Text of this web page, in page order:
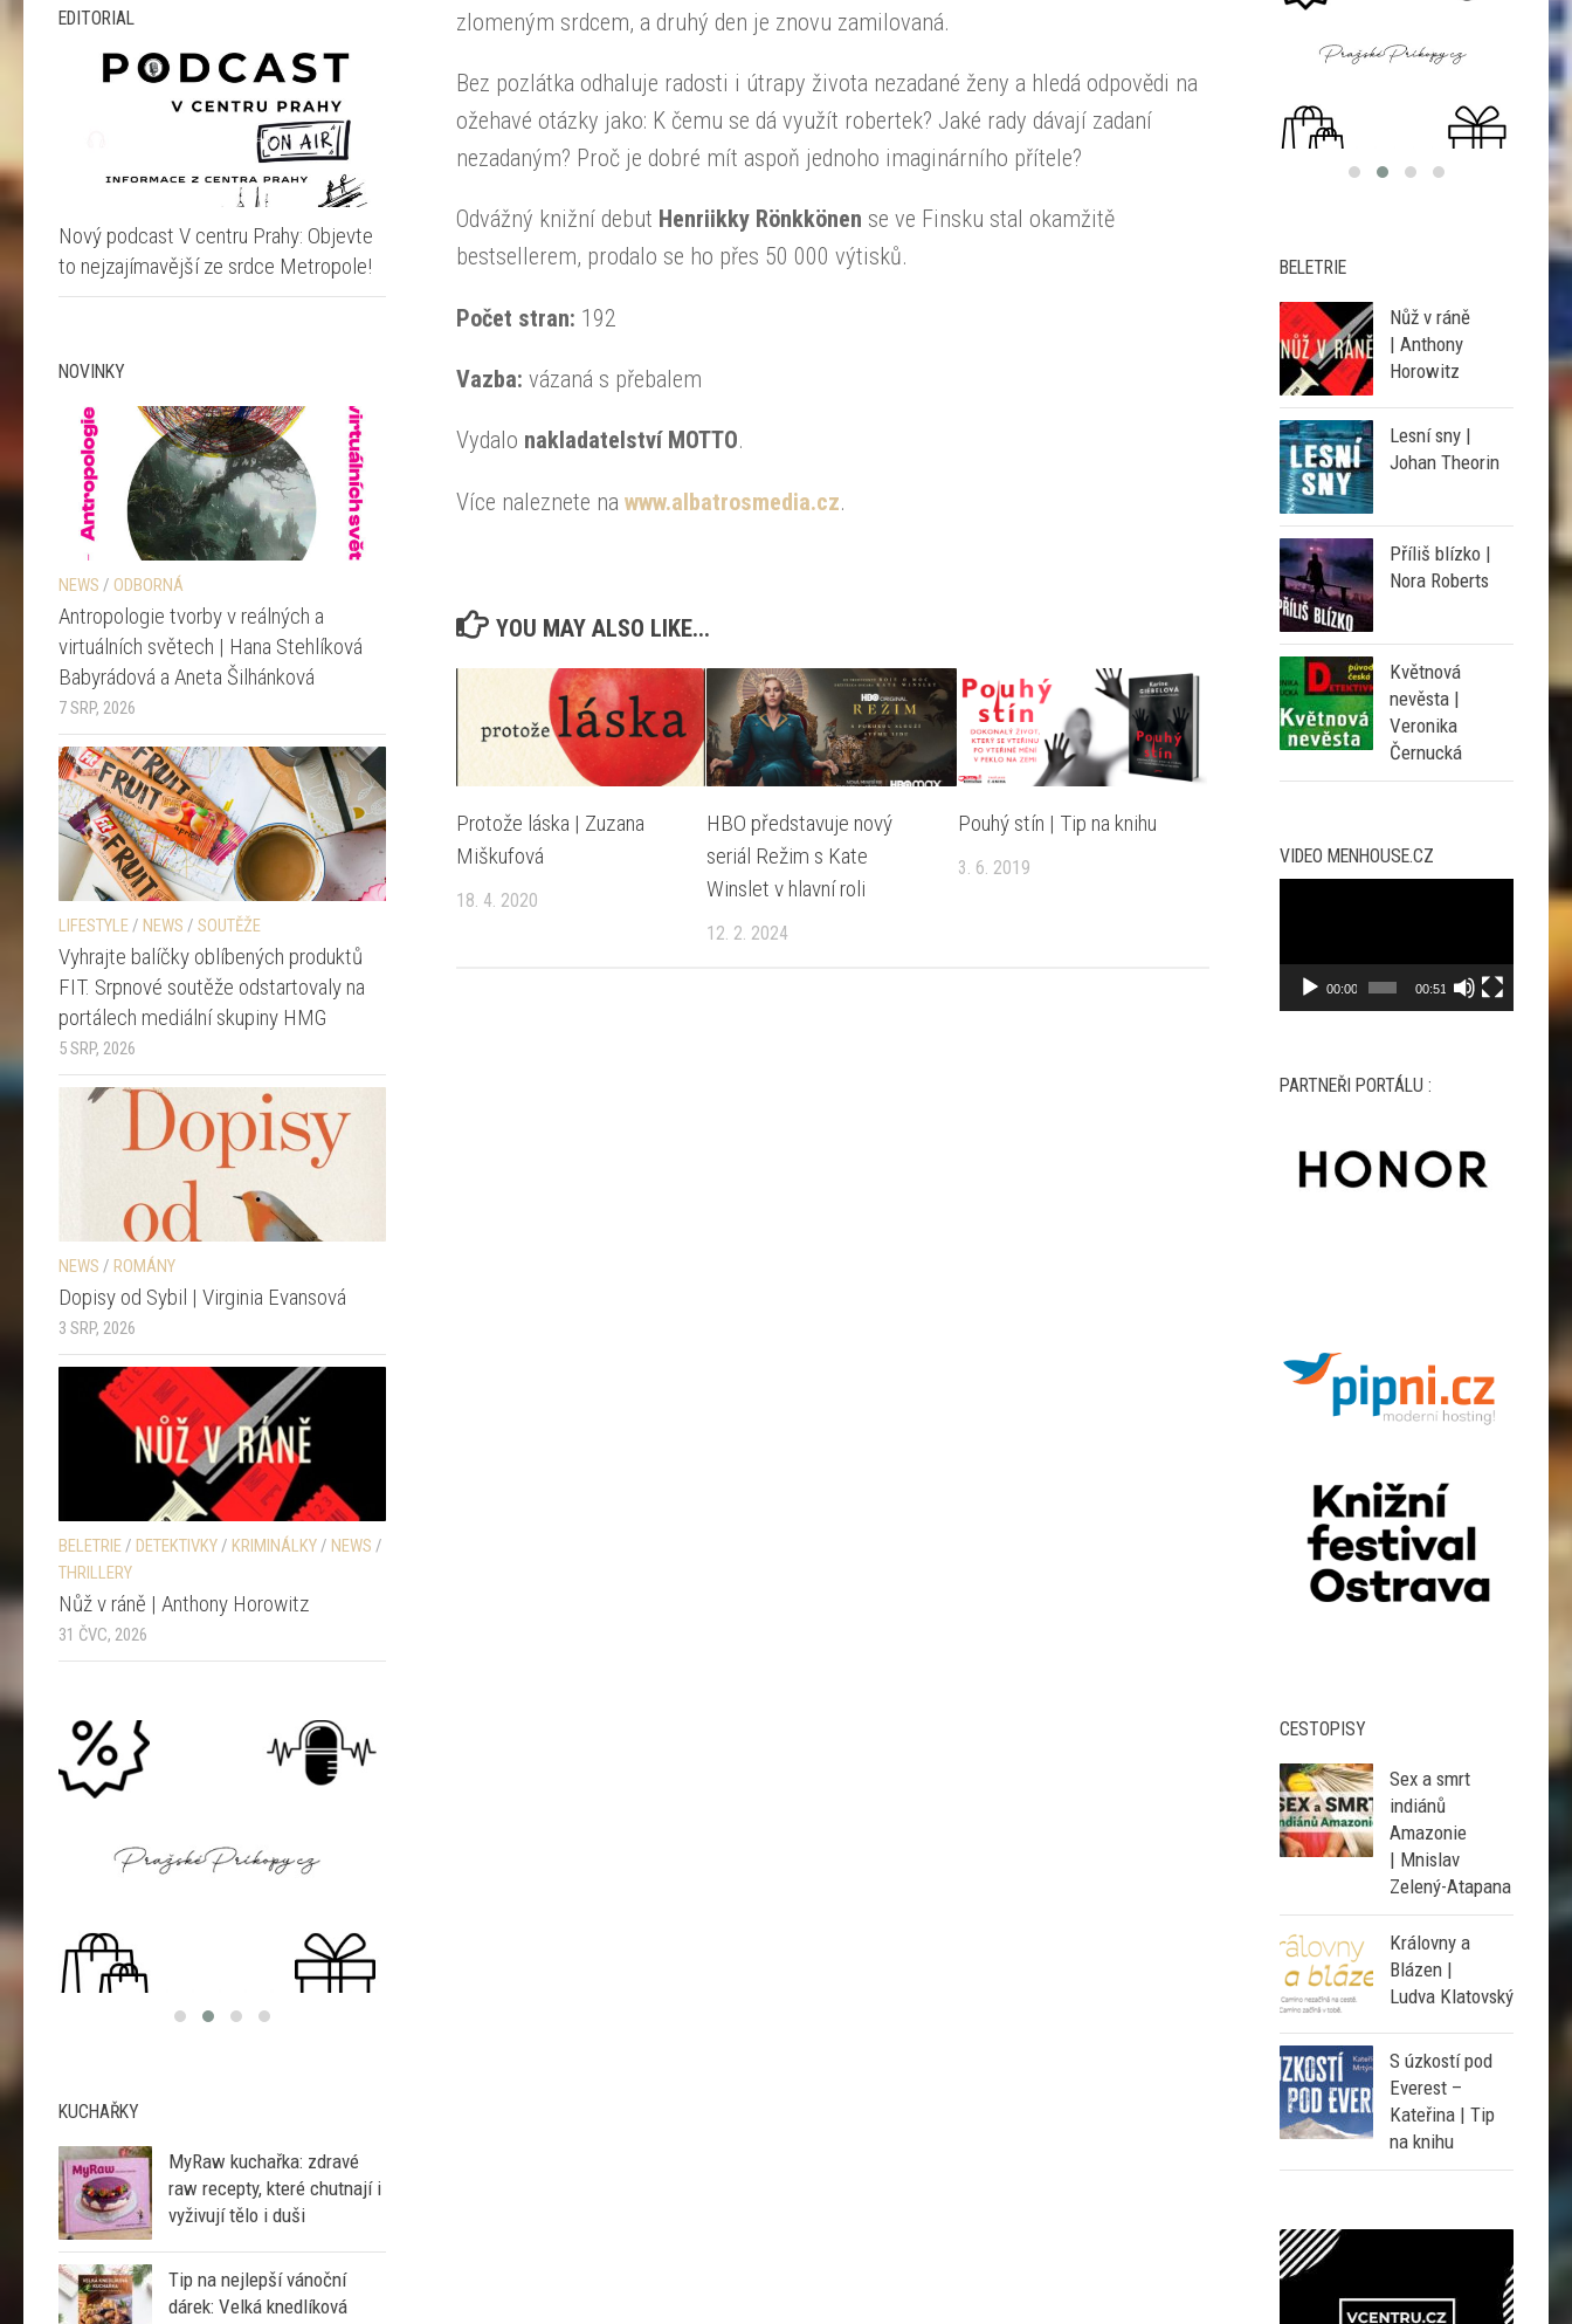
zlomeným srdcem, a druhý den je znovu zamilovaná.
Bez pozlátka odhaluje radosti i útrapy života nezadané ženy a hledá odpovědi na
ožehavé otázky jako: K čemu se dá využít robertek? Jaké rady dávají zadaní
nezadaným? Proč je dobré mít aspoň jednoho imaginárního přítele?
Odvážný knižní debut Henriikky Rönkkönen se ve Finsku stal okamžitě
bestsellerem, prodalo se ho přes 50 000 výtisků.
Počet stran: 192
Vazba: vázaná s přebalem
Vydalo nakladatelství MOTTO.
Více naleznete na www.albatrosmedia.cz.
YOU MAY ALSO LIKE...
Protože láska | Zuzana
Miškufová
18. 4. 2020
HBO představuje nový
seriál Režim s Kate
Winslet v hlavní roli
12. 2. 2024
Pouhý stín | Tip na knihu
3. 6. 2019
EDITORIAL
Nový podcast V centru Prahy: Objevte
to nejzajímavější ze srdce Metropole!
NOVINKY
NEWS / ODBORNÁ
Antropologie tvorby v reálných a
virtuálních světech | Hana Stehlíková
Babyrádová a Aneta Šilhánková
7 SRP, 2026
LIFESTYLE/ NEWS / SOUTĚŽE
Vyhrajte balíčky oblíbených produktů
FIT. Srpnové soutěže odstartovaly na
portálech mediální skupiny HMG
5 SRP, 2026
NEWS / ROMÁNY
Dopisy od Sybil | Virginia Evansová
3 SRP, 2026
BELETRIE/ DETEKTIVKY/ KRIMINÁLKY/ NEWS /
THRILLERY
Nůž v ráně | Anthony Horowitz
31 ČVC, 2026
KUCHAŘKY
MyRaw kuchařka: zdravé
raw recepty, které chutnají i
vyživují tělo i duši
Tip na nejlepší vánoční
dárek: Velká knedlíková
BELETRIE
Nůž v ráně
| Anthony
Horowitz
Lesní sny |
Johan Theorin
Příliš blízko |
Nora Roberts
Květnová
nevěsta |
Veronika
Černucká
VIDEO MENHOUSE.CZ
00:00 00:51
PARTNEŘI PORTÁLU :
CESTOPISY
Sex a smrt
indiánů
Amazonie
| Mnislav
Zelený-Atapana
Královny a
Blázen |
Ludva Klatovský
S úzkostí pod
Everest –
Kateřina | Tip
na knihu